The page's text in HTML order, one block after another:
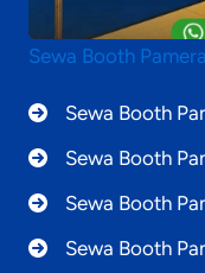
Sewa Booth
Sewa Booth
Sewa Booth
Sewa Booth
Sewa Booth